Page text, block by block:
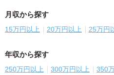
月収から探す
15万円以上 20万円以上 25万円
年収から探す
250万円以上 300万円以上 350